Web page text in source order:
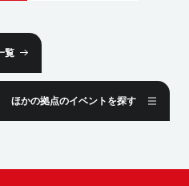
覧
ほかの拠点のイベントを探す